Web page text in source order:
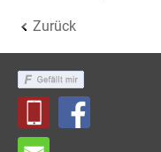
Zurück